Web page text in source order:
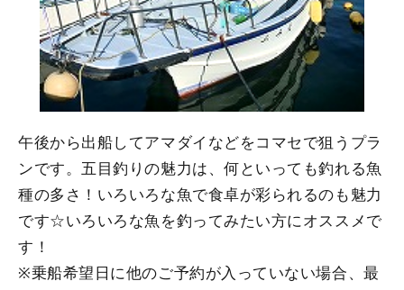
午後から出船してアマダイなどをコマセで狙うプラ
ンです。五目釣りの魅力は、何といっても釣れる魚
種の多さ！いろいろな魚で食卓が彩られるのも魅力
です☆いろいろな魚を釣ってみたい方にオススメで
す！
※乗船希望日に他のご予約が入っていない場合、最